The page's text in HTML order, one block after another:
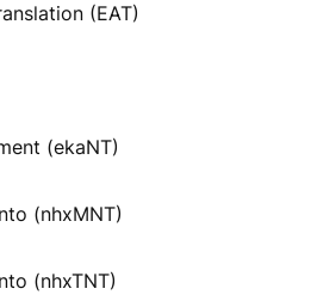
(EAT)
(ekaNT)
(nhxMNT)
(nhxTNT)